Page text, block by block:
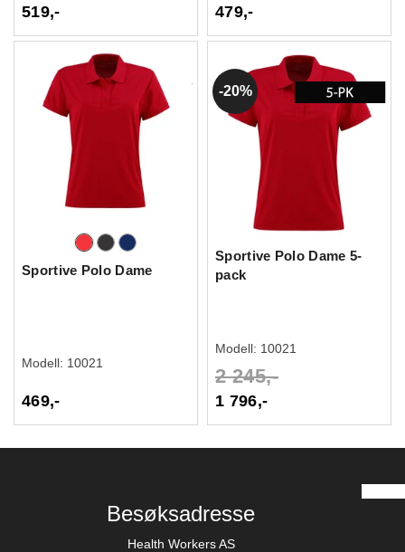
519,- 479,-
Sportive Polo Dame
Modell: 10021
469,-
20%
Sportive Polo Dame 5-
pack
Modell: 10021
2 245,-
1 796,-
Besøksadresse
Health Workers AS